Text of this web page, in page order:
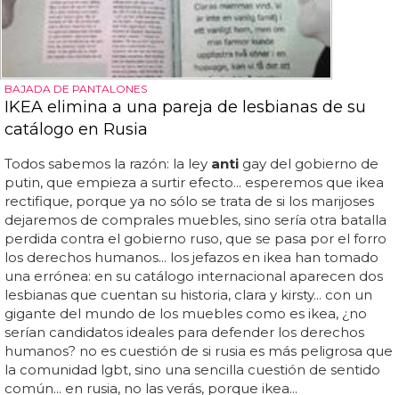
BAJADA DE PANTALONES
IKEA elimina a una pareja de lesbianas de su
catálogo en Rusia
Todos sabemos la razón: la ley anti gay del gobierno de
putin, que empieza a surtir efecto... esperemos que ikea
rectifique, porque ya no sólo se trata de si los marijoses
dejaremos de comprales muebles, sino sería otra batalla
perdida contra el gobierno ruso, que se pasa por el forro
los derechos humanos... los jefazos en ikea han tomado
una errónea: en su catálogo internacional aparecen dos
lesbianas que cuentan su historia, clara y kirsty... con un
gigante del mundo de los muebles como es ikea, ¿no
serían candidatos ideales para defender los derechos
humanos? no es cuestión de si rusia es más peligrosa que
la comunidad lgbt, sino una sencilla cuestión de sentido
común... en rusia, no las verás, porque ikea...